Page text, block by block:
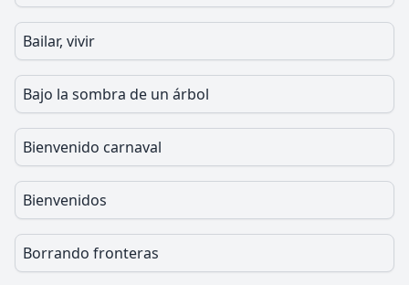
Bailar, vivir
Bajo la sombra de un árbol
Bienvenido carnaval
Bienvenidos
Borrando fronteras